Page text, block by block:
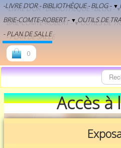
-LIVRE D'OR -BIBLIOTHÈQUE -BLOG - ▼
BRIE-COMTE-ROBERT - ▼ OUTILS DE
- PLAN DE SALLE
0
Accès à